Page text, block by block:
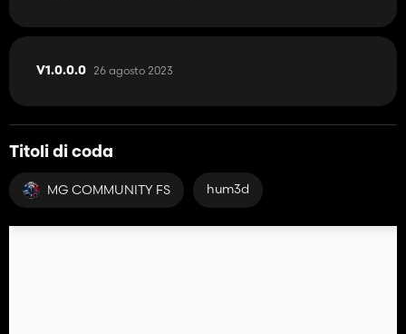
V1.0.0.0 26 agosto 2023
Titoli di coda
MG COMMUNITY FS hum3d